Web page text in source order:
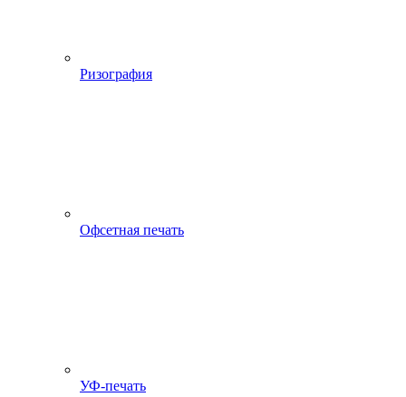
Ризография
Офсетная печать
УФ-печать